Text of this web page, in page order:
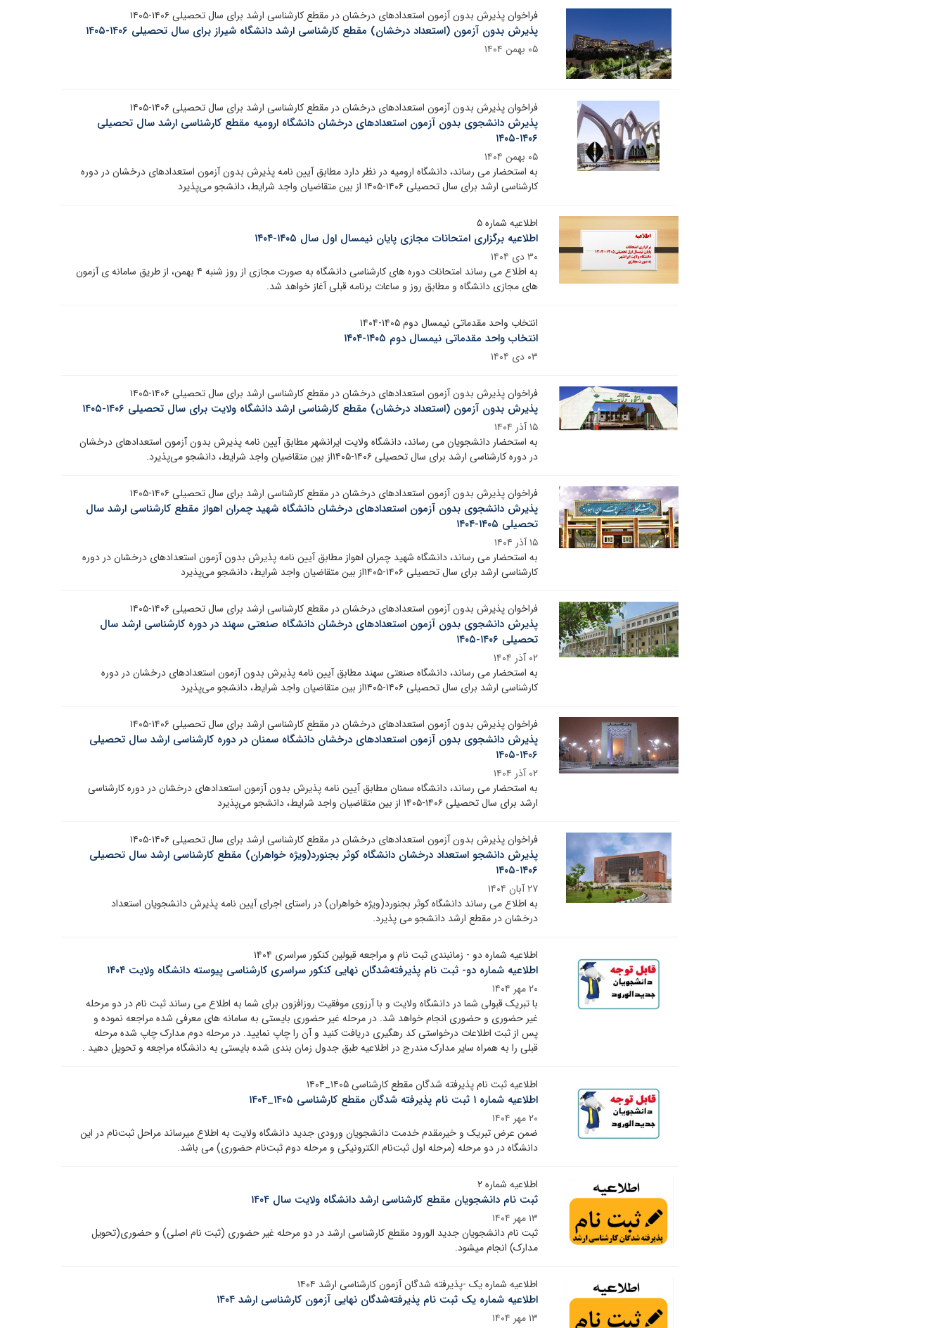
فراخوان پذیرش بدون آزمون استعدادهای درخشان در مقطع کارشناسی ارشد برای سال تحصیلی ۱۴۰۶-۱۴۰۵
پذیرش بدون آزمون (استعداد درخشان) مقطع کارشناسی ارشد دانشگاه شیراز برای سال تحصیلی ۱۴۰۶-۱۴۰۵
۰۵ بهمن ۱۴۰۴
فراخوان پذیرش بدون آزمون استعدادهای درخشان در مقطع کارشناسی ارشد برای سال تحصیلی ۱۴۰۶-۱۴۰۵
پذیرش دانشجوی بدون آزمون استعدادهای درخشان دانشگاه ارومیه مقطع کارشناسی ارشد سال تحصیلی
۱۴۰۶-۱۴۰۵
۰۵ بهمن ۱۴۰۴
به استحضار می رساند، دانشگاه ارومیه در نظر دارد مطابق آیین نامه پذیرش بدون آزمون استعدادهای درخشان در دوره
کارشناسی ارشد برای سال تحصیلی ۱۴۰۶-۱۴۰۵ از بین متقاضیان واجد شرایط، دانشجو می‌پذیرد
اطلاعیه شماره ۵
اطلاعیه برگزاری امتحانات مجازی پایان نیمسال اول سال ۱۴۰۵-۱۴۰۴
۳۰ دی ۱۴۰۴
به اطلاع می رساند امتحانات دوره های کارشناسی دانشگاه به صورت مجازی از روز شنبه ۴ بهمن، از طریق سامانه ی آزمون
های مجازی دانشگاه و مطابق روز و ساعات برنامه قبلی آغاز خواهد شد.
انتخاب واحد مقدماتی نیمسال دوم ۱۴۰۵-۱۴۰۴
انتخاب واحد مقدماتی نیمسال دوم ۱۴۰۵-۱۴۰۴
۰۳ دی ۱۴۰۴
فراخوان پذیرش بدون آزمون استعدادهای درخشان در مقطع کارشناسی ارشد برای سال تحصیلی ۱۴۰۶-۱۴۰۵
پذیرش بدون آزمون (استعداد درخشان) مقطع کارشناسی ارشد دانشگاه ولایت برای سال تحصیلی ۱۴۰۶-۱۴۰۵
۱۵ آذر ۱۴۰۴
به استحضار دانشجویان می رساند، دانشگاه ولایت ایرانشهر مطابق آیین نامه پذیرش بدون آزمون استعدادهای درخشان
در دوره کارشناسی ارشد برای سال تحصیلی ۱۴۰۶-۱۴۰۵از بین متقاضیان واجد شرایط، دانشجو می‌پذیرد.
فراخوان پذیرش بدون آزمون استعدادهای درخشان در مقطع کارشناسی ارشد برای سال تحصیلی ۱۴۰۶-۱۴۰۵
پذیرش دانشجوی بدون آزمون استعدادهای درخشان دانشگاه شهید چمران اهواز مقطع کارشناسی ارشد سال
تحصیلی ۱۴۰۵-۱۴۰۴
۱۵ آذر ۱۴۰۴
به استحضار می رساند، دانشگاه شهید چمران اهواز مطابق آیین نامه پذیرش بدون آزمون استعدادهای درخشان در دوره
کارشناسی ارشد برای سال تحصیلی ۱۴۰۶-۱۴۰۵از بین متقاضیان واجد شرایط، دانشجو می‌پذیرد
فراخوان پذیرش بدون آزمون استعدادهای درخشان در مقطع کارشناسی ارشد برای سال تحصیلی ۱۴۰۶-۱۴۰۵
پذیرش دانشجوی بدون آزمون استعدادهای درخشان دانشگاه صنعتی سهند در دوره کارشناسی ارشد سال
تحصیلی ۱۴۰۶-۱۴۰۵
۰۲ آذر ۱۴۰۴
به استحضار می رساند، دانشگاه صنعتی سهند مطابق آیین نامه پذیرش بدون آزمون استعدادهای درخشان در دوره
کارشناسی ارشد برای سال تحصیلی ۱۴۰۶-۱۴۰۵از بین متقاضیان واجد شرایط، دانشجو می‌پذیرد
فراخوان پذیرش بدون آزمون استعدادهای درخشان در مقطع کارشناسی ارشد برای سال تحصیلی ۱۴۰۶-۱۴۰۵
پذیرش دانشجوی بدون آزمون استعدادهای درخشان دانشگاه سمنان در دوره کارشناسی ارشد سال تحصیلی
۱۴۰۶-۱۴۰۵
۰۲ آذر ۱۴۰۴
به استحضار می رساند، دانشگاه سمنان مطابق آیین نامه پذیرش بدون آزمون استعدادهای درخشان در دوره کارشناسی
ارشد برای سال تحصیلی ۱۴۰۶-۱۴۰۵ از بین متقاضیان واجد شرایط، دانشجو می‌پذیرد
فراخوان پذیرش بدون آزمون استعدادهای درخشان در مقطع کارشناسی ارشد برای سال تحصیلی ۱۴۰۶-۱۴۰۵
پذیرش دانشجو استعداد درخشان دانشگاه کوثر بجنورد(ویژه خواهران) مقطع کارشناسی ارشد سال تحصیلی
۱۴۰۶-۱۴۰۵
۲۷ آبان ۱۴۰۴
به اطلاع می رساند دانشگاه کوثر بجنورد(ویژه خواهران) در راستای اجرای آیین نامه پذیرش دانشجویان استعداد
درخشان در مقطع ارشد دانشجو می پذیرد.
اطلاعیه شماره دو - زمانبندی ثبت نام و مراجعه قبولین کنکور سراسری ۱۴۰۴
اطلاعیه شماره دو- ثبت نام پذیرفته‌شدگان نهایی کنکور سراسری کارشناسی پیوسته دانشگاه ولایت ۱۴۰۴
۲۰ مهر ۱۴۰۴
با تبریک قبولی شما در دانشگاه ولایت و با آرزوی موفقیت روزافزون برای شما به اطلاع می رساند ثبت نام در دو مرحله
غیر حضوری و حضوری انجام خواهد شد. در مرحله غیر حضوری بایستی به سامانه های معرفی شده مراجعه نموده و
پس از ثبت اطلاعات درخواستی کد رهگیری دریافت کنید و آن را چاپ نمایید. در مرحله دوم مدارک چاپ شده مرحله
قبلی را به همراه سایر مدارک مندرج در اطلاعیه طبق جدول زمان بندی شده بایستی به دانشگاه مراجعه و تحویل دهید .
اطلاعیه ثبت نام پذیرفته شدگان مقطع کارشناسی ۱۴۰۵_۱۴۰۴
اطلاعیه شماره ۱ ثبت نام پذیرفته شدگان مقطع کارشناسی ۱۴۰۵_۱۴۰۴
۲۰ مهر ۱۴۰۴
ضمن عرض تبریک و خیرمقدم خدمت دانشجویان ورودی­ جدید دانشگاه ولایت به اطلاع می­­رساند مراحل ثبت‌نام در این
دانشگاه در دو مرحله (مرحله اول ثبت‌نام الکترونیکی و مرحله دوم ثبت‌نام حضوری) می باشد.
اطلاعیه شماره ۲
ثبت نام دانشجویان مقطع کارشناسی ارشد دانشگاه ولایت سال ۱۴۰۴
۱۳ مهر ۱۴۰۴
ثبت نام دانشجویان جدید الورود مقطع کارشناسی ارشد در دو مرحله غیر حضوری (ثبت نام اصلی) و حضوری(تحویل
مدارک) انجام میشود.
اطلاعیه شماره یک -پذیرفته شدگان آزمون کارشناسی ارشد ۱۴۰۴
اطلاعیه شماره یک ثبت نام پذیرفته‌شدگان نهایی آزمون کارشناسی ارشد ۱۴۰۴
۱۳ مهر ۱۴۰۴